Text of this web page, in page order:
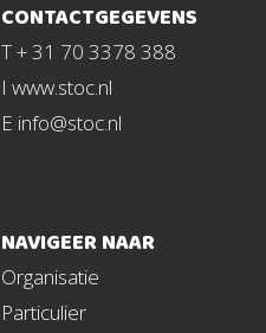
CONTACTGEGEVENS
T + 31 70 3378 388
I www.stoc.nl
E info@stoc.nl
NAVIGEER NAAR
Organisatie
Particulier